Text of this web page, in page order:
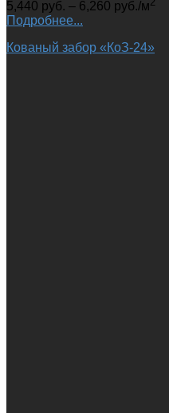
5,440 руб. – 6,260 руб./м
Подробнее...
Кованый забор «КоЗ-24»